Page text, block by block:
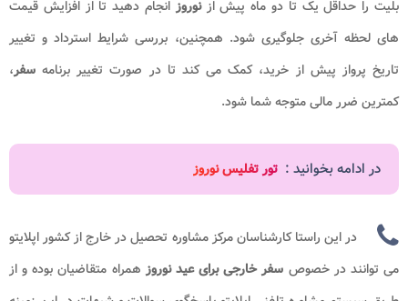
بلیت را حداقل یک تا دو ماه پیش ازنوروز انجام دهید تا از افزایش قیمت
های لحظه آخری جلوگیری شود. همچنین، بررسی شرایط استرداد و تغییر
تاریخ پرواز پیش از خرید، کمک می کند تا در صورت تغییر برنامه سفر،
کمترین ضرر مالی متوجه شما شود.
در ادامه بخوانید : تور تفلیس نوروز
در این راستا کارشناسان مرکز مشاوره تحصیل در خارج از کشور اپلایتو
می توانند در خصوص سفر خارجی برایعید نوروزهمراه متقاضیان بوده و از